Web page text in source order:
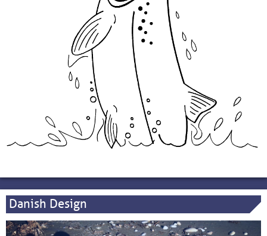
Danish Design